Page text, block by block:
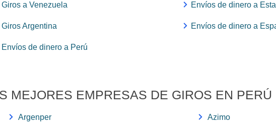
Giros a Venezuela Envíos de dinero a
Giros Argentina Envíos de dinero a
Envíos de dinero a Perú
MEJORES EMPRESAS DE GIROS EN PERÚ
Argenper Azimo